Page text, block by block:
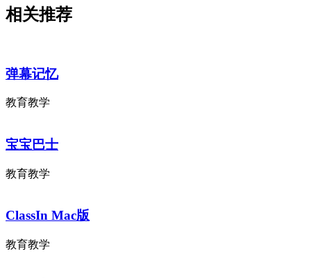
相关推荐
弹幕记忆
教育教学
宝宝巴士
教育教学
ClassIn Mac版
教育教学